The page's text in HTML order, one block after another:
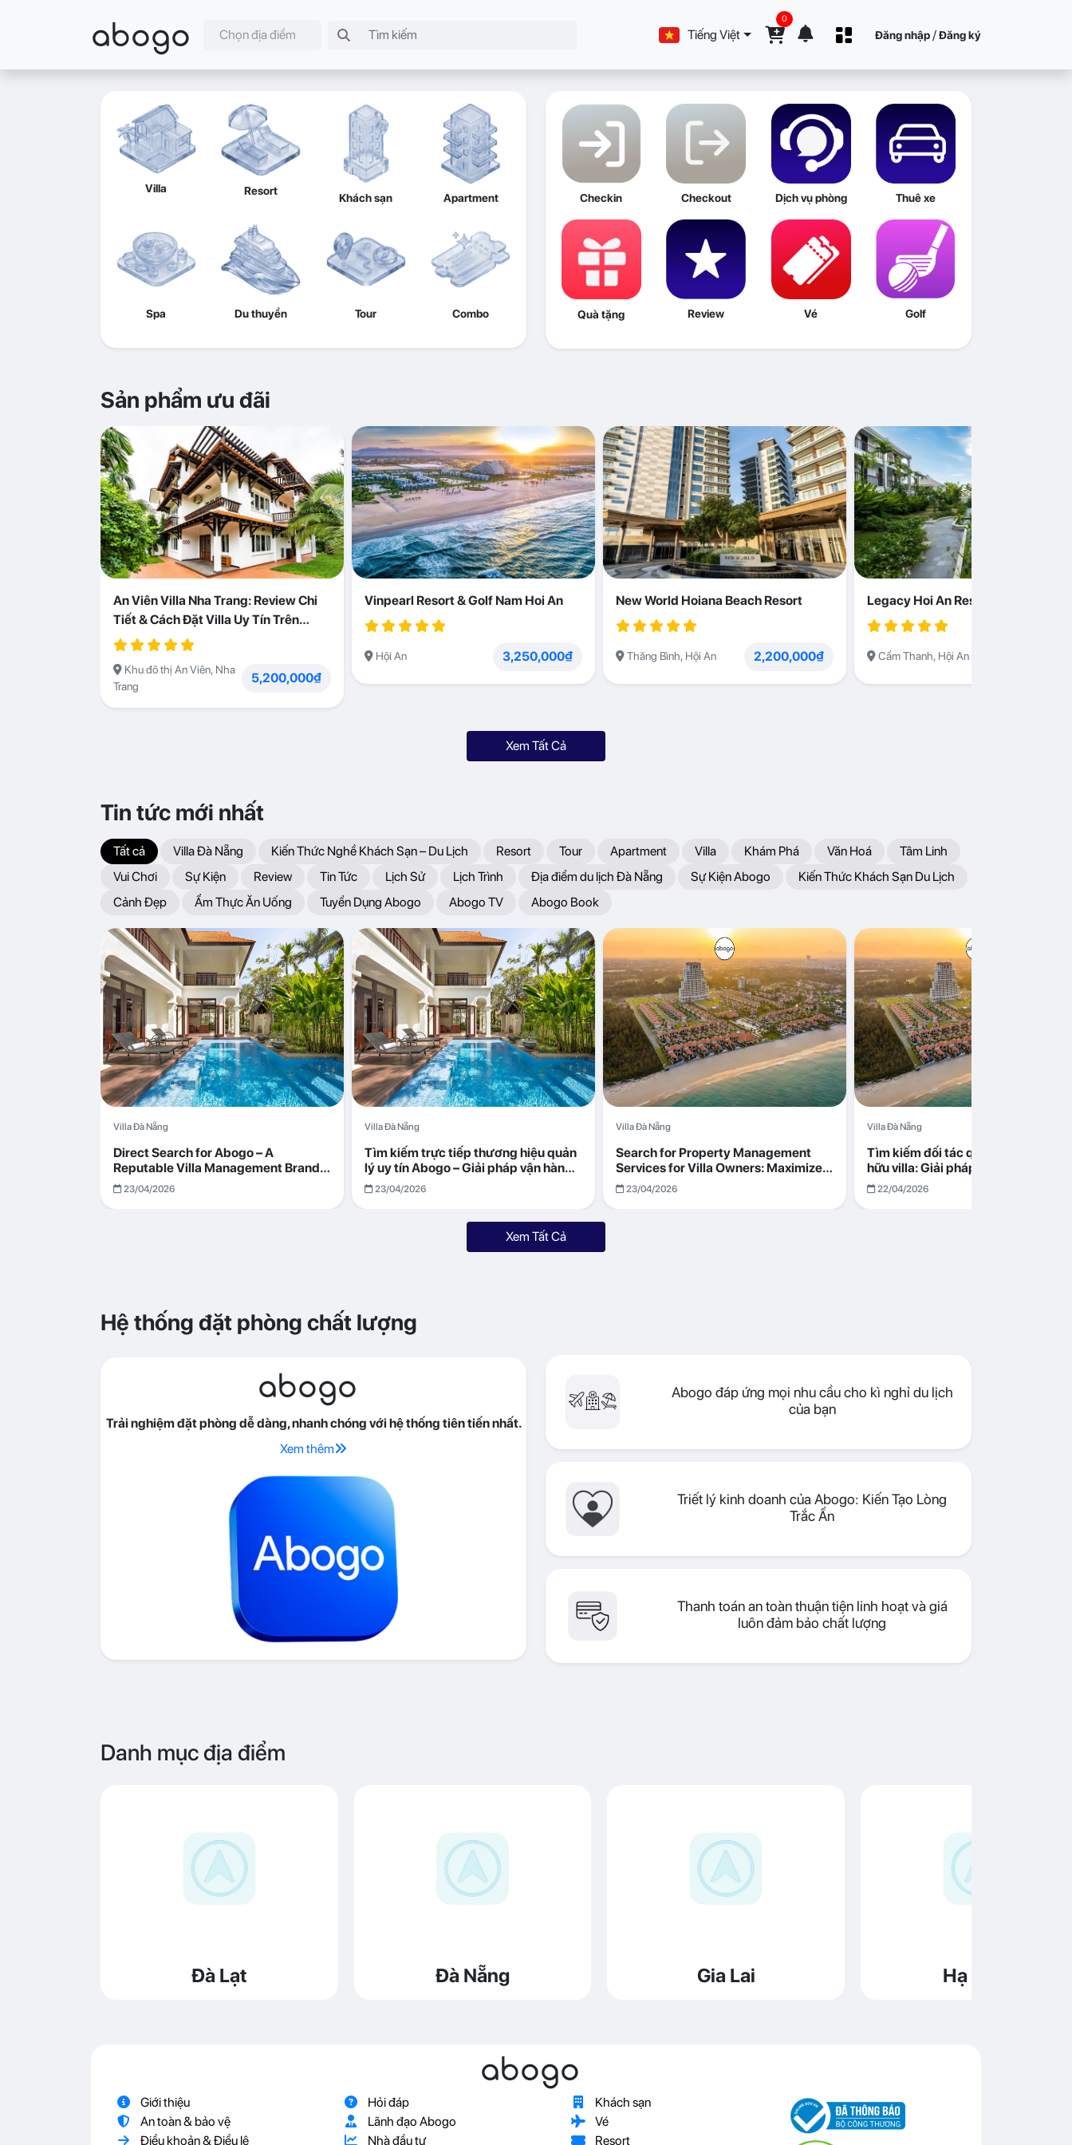
abogo Chọn địa điểm Tiếng Việt
0
Đăng nhập /Đăng ký
Villa Resort
Khách sạn Apartment
Spa Du thuyền Tour Combo
Checkin Checkout Dịch vụ phòng Thuê xe
Quà tặng Review Vé Golf
Sản phẩm ưu đãi
An Viên Villa Nha Trang: Review Chi
Tiết & Cách Đặt Villa Uy Tín Trên
Abogo
Khu đô thị An Viên, Nha
Trang
5,200,000₫
Vinpearl Resort & Golf Nam Hoi An
Hội An 3,250,000₫
New World Hoiana Beach Resort
Thăng Bình, Hội An 2,200,000₫
Legacy Hoi An Resort
Cẩm Thanh, Hội An
Xem Tất Cả
Tin tức mới nhất
Tất cả Villa Đà Nẵng Kiến Thức Nghề Khách Sạn – Du Lịch Resort Tour Apartment Villa Khám Phá Văn Hoá
Tâm Linh
Vui Chơi
Sự Kiện Review Tin Tức Lịch Sử Lịch Trình Địa điểm du lịch Đà Nẵng Sự Kiện Abogo
Kiến Thức Khách Sạn Du Lịch
Cảnh Đẹp
Ẩm Thực Ăn Uống Tuyển Dụng Abogo Abogo TV Abogo Book
Villa Đà Nẵng
Direct Search for Abogo – A
Reputable Villa Management Brand
with Transparent and Effective
Operations
23/04/2026
Villa Đà Nẵng
Tìm kiếm trực tiếp thương hiệu quản
lý uy tín Abogo – Giải pháp vận hành
villa hiệu quả, minh bạch
23/04/2026
Villa Đà Nẵng
Search for Property Management
Services for Villa Owners: Maximize
Returns with Abogo in Da Nang
23/04/2026
Villa Đà Nẵng
Tìm kiếm đối tác quản lý cho chủ sở
hữu villa: Giải pháp tối ưu lợi nhuận
cùng Abogo tại Đà Nẵng
22/04/2026
Xem Tất Cả
Hệ thống đặt phòng chất lượng
abogo
Trải nghiệm đặt phòng dễ dàng, nhanh chóng với hệ thống tiên tiến nhất.
Xem thêm
Abogo đáp ứng mọi nhu cầu cho kì nghỉ du lịch
của bạn
Triết lý kinh doanh của Abogo: Kiến Tạo Lòng
Trắc Ẩn
Thanh toán an toàn thuận tiện linh hoạt và giá
luôn đảm bảo chất lượng
Danh mục địa điểm
Đà Lạt Đà Nẵng Gia Lai Hạ Long
abogo
Giới thiệu
An toàn & bảo vệ
Điều khoản & Điều lệ
Hỏi đáp
Lãnh đạo Abogo
Nhà đầu tư
Khách sạn
Vé
Resort